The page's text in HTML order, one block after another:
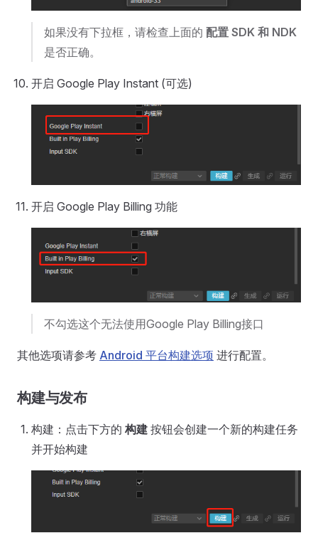
如果没有下拉框，请检查上面的 配置 SDK 和 NDK
是否正确。
开启 Google Play Instant (可选)
开启 Google Play Billing 功能
不勾选这个无法使用Google Play Billing接口
其他选项请参考 Android 平台构建选项 进行配置。
构建与发布
构建：点击下方的 构建 按钮会创建一个新的构建任务
并开始构建